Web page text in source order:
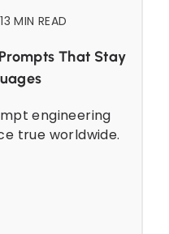
13 MIN READ
That Stay
engineering
true worldwide.